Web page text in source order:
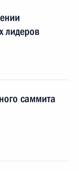
лидеров
саммита